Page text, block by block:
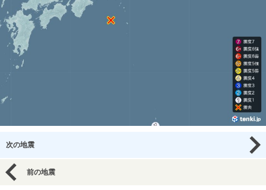
次の地震
前の地震